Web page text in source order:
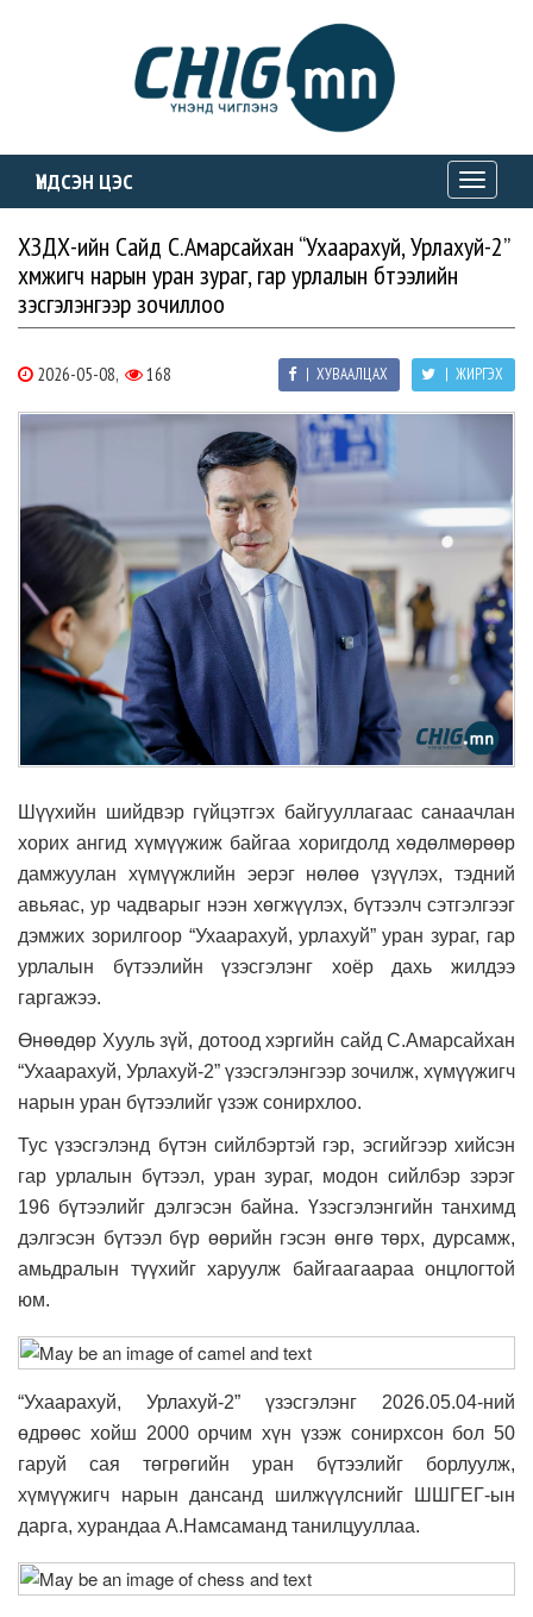
ҮНДСЭН ЦЭС
Toggle
ХЗДХ-ийн Сайд С.Амарсайхан “Ухаарахуй, Урлахуй-2”
хүмүүжигч нарын уран зураг, гар урлалын бүтээлийн
үзэсгэлэнгээр зочиллоо
2026-05-08, 168 | ЖИРГЭХ
| ХУВААЛЦАХ
Шүүхийн шийдвэр гүйцэтгэх байгууллагаас санаачлан
хорих ангид хүмүүжиж байгаа хоригдолд хөдөлмөрөөр
дамжуулан хүмүүжлийн эерэг нөлөө үзүүлэх, тэдний
авьяас, ур чадварыг нээн хөгжүүлэх, бүтээлч сэтгэлгээг
дэмжих зорилгоор “Ухаарахуй, урлахуй” уран зураг, гар
урлалын бүтээлийн үзэсгэлэнг хоёр дахь жилдээ
гаргажээ.
Өнөөдөр Хууль зүй, дотоод хэргийн сайд С.Амарсайхан
“Ухаарахуй, Урлахуй-2” үзэсгэлэнгээр зочилж, хүмүүжигч
нарын уран бүтээлийг үзэж сонирхлоо.
Тус үзэсгэлэнд бүтэн сийлбэртэй гэр, эсгийгээр хийсэн
гар урлалын бүтээл, уран зураг, модон сийлбэр зэрэг
196 бүтээлийг дэлгэсэн байна. Үзэсгэлэнгийн танхимд
дэлгэсэн бүтээл бүр өөрийн гэсэн өнгө төрх, дурсамж,
амьдралын түүхийг харуулж байгаагаараа онцлогтой
юм.
“Ухаарахуй, Урлахуй-2” үзэсгэлэнг 2026.05.04-ний
өдрөөс хойш 2000 орчим хүн үзэж сонирхсон бол 50
гаруй сая төгрөгийн уран бүтээлийг борлуулж,
хүмүүжигч нарын дансанд шилжүүлснийг ШШГЕГ-ын
дарга, хурандаа А.Намсаманд танилцууллаа.